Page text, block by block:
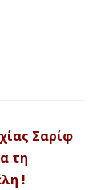
Σαρίφ
τη
!